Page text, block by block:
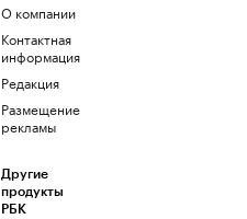
О компании
Контактная
информация
Редакция
Размещение
рекламы
Другие
продукты
РБК